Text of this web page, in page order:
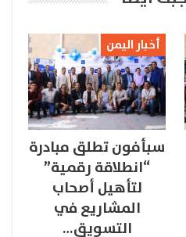
أخبار اليمن
سبأفون تطلق مبادرة
“انطلاقة رقمية”
لتأهيل أصحاب
المشاريع في
التسويق…